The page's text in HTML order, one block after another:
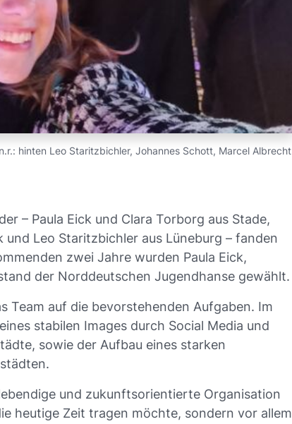
hinten Leo Staritzbichler, Johannes Schott, Marcel Albrecht
– Paula Eick und Clara Torborg aus Stade,
Leo Staritzbichler aus Lüneburg – fanden
zwei Jahre wurden Paula Eick,
der Norddeutschen Jugendhanse gewählt.
Team auf die bevorstehenden Aufgaben. Im
stabilen Images durch Social Media und
sowie der Aufbau eines starken
und zukunftsorientierte Organisation
heutige Zeit tragen möchte, sondern vor allem